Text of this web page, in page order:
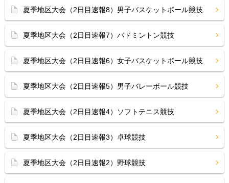
夏季地区大会（2日目速報8）男子バスケットボール競技
夏季地区大会（2日目速報7）バドミントン競技
夏季地区大会（2日目速報6）女子バスケットボール競技
夏季地区大会（2日目速報5）男子バレーボール競技
夏季地区大会（2日目速報4）ソフトテニス競技
夏季地区大会（2日目速報3）卓球競技
夏季地区大会（2日目速報2）野球競技